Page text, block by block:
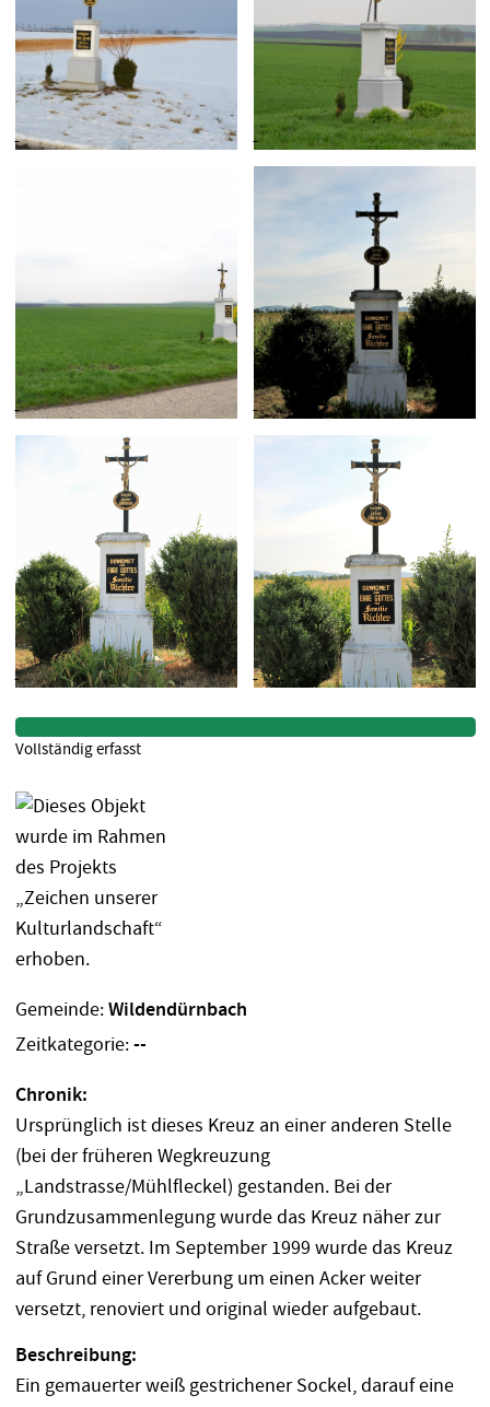
Gemeinde:Wildendürnbach
Zeitkategorie:--
Chronik:
Ursprünglich ist dieses Kreuz an einer anderen Stelle
(bei der früheren Wegkreuzung
„Landstrasse/Mühlfleckel) gestanden. Bei der
Grundzusammenlegung wurde das Kreuz näher zur
Straße versetzt. Im September 1999 wurde das Kreuz
auf Grund einer Vererbung um einen Acker weiter
versetzt, renoviert und original wieder aufgebaut.
Beschreibung:
Ein gemauerter weiß gestrichener Sockel, darauf eine
Vollständig erfasst